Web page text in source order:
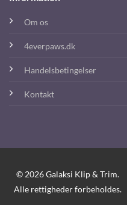
Om os
4everpaws.dk
Handelsbetingelser
Kontakt
© 2026 Galaksi Klip & Trim.
Alle rettigheder forbeholdes.